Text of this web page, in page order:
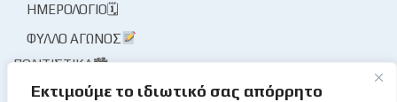
Εκτιμούμε το ιδιωτικό σας απόρρητο
ΗΜΕΡΟΛΌΓΙΟ🗓
ΦΎΛΛΟ ΑΓΏΝΟΣ
ΠΟΛΙΤΙΣΤΙΚΆ🏙
ΘΈΑΤΡΟ